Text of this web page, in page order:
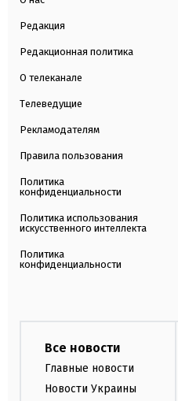
Редакция
Редакционная политика
О телеканале
Телеведущие
Рекламодателям
Правила пользования
Политика
конфиденциальности
Политика использования
искусственного интеллекта
Политика
конфиденциальности
Все новости
Главные новости
Новости Украины